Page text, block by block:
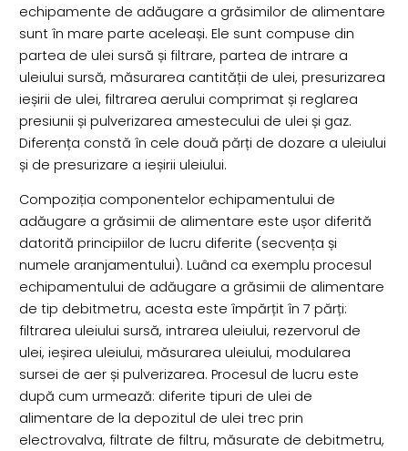
echipamente de adăugare a grăsimilor de alimentare
sunt în mare parte aceleași. Ele sunt compuse din
partea de ulei sursă și filtrare, partea de intrare a
uleiului sursă, măsurarea cantității de ulei, presurizarea
ieșirii de ulei, filtrarea aerului comprimat și reglarea
presiunii și pulverizarea amestecului de ulei și gaz.
Diferența constă în cele două părți de dozare a uleiului
și de presurizare a ieșirii uleiului.
Compoziția componentelor echipamentului de
adăugare a grăsimii de alimentare este ușor diferită
datorită principiilor de lucru diferite (secvența și
numele aranjamentului). Luând ca exemplu procesul
echipamentului de adăugare a grăsimii de alimentare
de tip debitmetru, acesta este împărțit în 7 părți:
filtrarea uleiului sursă, intrarea uleiului, rezervorul de
ulei, ieșirea uleiului, măsurarea uleiului, modularea
sursei de aer și pulverizarea. Procesul de lucru este
după cum urmează: diferite tipuri de ulei de
alimentare de la depozitul de ulei trec prin
electrovalva, filtrate de filtru, măsurate de debitmetru,